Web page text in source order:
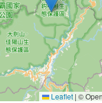
Leaflet | ©